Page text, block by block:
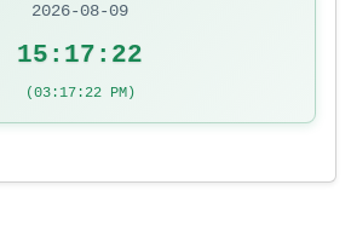
2026-08-09
15:17:22
(03:17:22 PM)